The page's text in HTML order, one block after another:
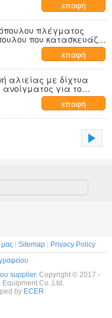
επαφή
πλέγματος
που κατασκευάζει
επαφή
αλιείας με δίχτυα
για το
επαφή
μας Sitemap
Privacy Policy
supplier. Copyright © 2017 -
Co.,Ltd.
by ECER